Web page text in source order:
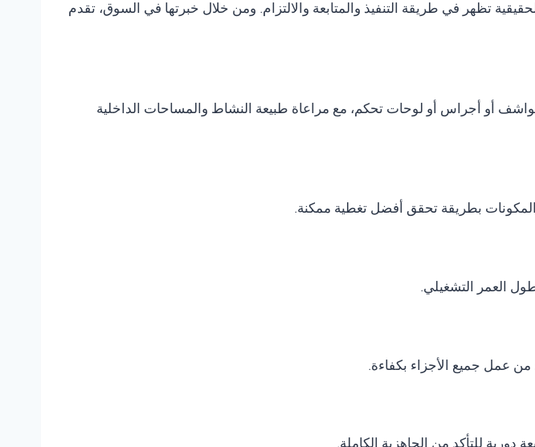
تظهر في طريقة التنفيذ والمتابعة والالتزام. ومن خلال خبرتها في السوق، تقدم
أو أجراس أو لوحات تحكم، مع مراعاة طبيعة النشاط والمساحات الداخلية
المكونات بطريقة تحقق أفضل تغطية ممكنة.
العمر التشغيلي.
من عمل جميع الأجزاء بكفاءة.